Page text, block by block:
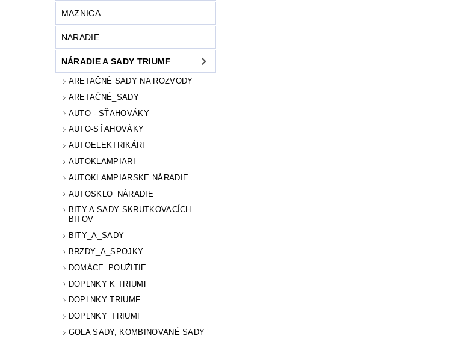
MAZNICA
NARADIE
NÁRADIE A SADY TRIUMF
ARETAČNÉ SADY NA ROZVODY
ARETAČNÉ_SADY
AUTO - SŤAHOVÁKY
AUTO-SŤAHOVÁKY
AUTOELEKTRIKÁRI
AUTOKLAMPIARI
AUTOKLAMPIARSKE NÁRADIE
AUTOSKLO_NÁRADIE
BITY A SADY SKRUTKOVACÍCH
BITOV
BITY_A_SADY
BRZDY_A_SPOJKY
DOMÁCE_POUŽITIE
DOPLNKY K TRIUMF
DOPLNKY TRIUMF
DOPLNKY_TRIUMF
GOLA SADY, KOMBINOVANÉ SADY